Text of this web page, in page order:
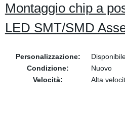
Montaggio chip a
LED SMT/SMD
Personalizzazione:
Condizione:
Nuovo
Velocità:
Alta